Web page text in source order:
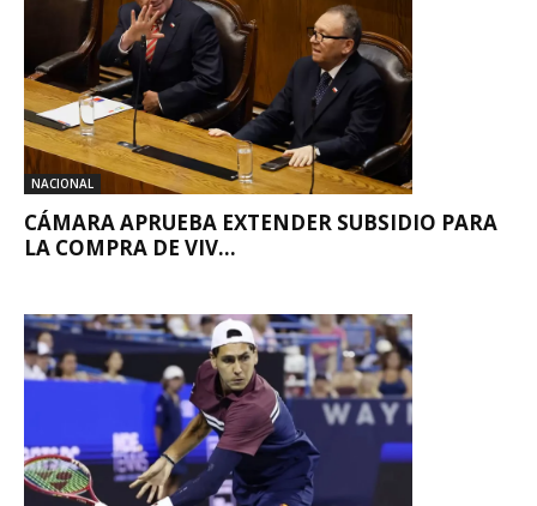
NACIONAL
CÁMARA APRUEBA EXTENDER SUBSIDIO PARA
LA COMPRA DE VIV...